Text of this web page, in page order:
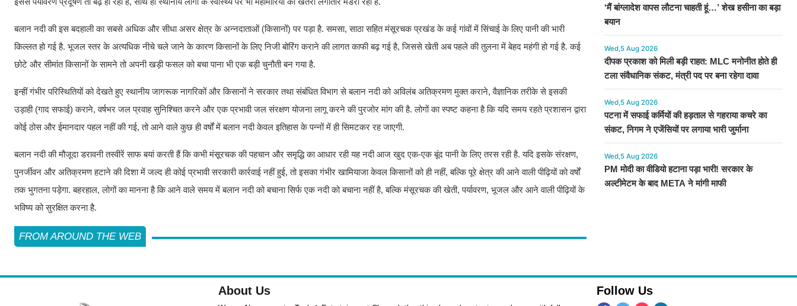
गर्मी के दिनों में क्षेत्र के चापाकल पूरी तरह जवाब देने लगते हैं और कई सरकारी जलापूर्ति योजनाएं भी बुरी तरह प्रभावित हो जाती हैं. इसके कारण स्थानीय लोगों को पीने के साफ पानी के लिए भी
ग्रामीणों का सीधा आरोप है कि वर्षों से नदी के किनारों और इसके सूखे हिस्सों पर लगातार अवैध अतिक्रमण होता रहा है. भू-माफियाओं और स्थानीय लोगों द्वारा कहीं नदी के पाट पर खेती शुरू कर
दी गई, तो कहीं बड़े-बड़े स्थायी निर्माण खड़े कर दिए गए. परिणामस्वरूप, बलान नदी की प्राकृतिक चौड़ाई लगातार सिकुड़ती गई और इसके जल प्रवाह का रास्ता भी पूरी तरह बाधित हो गया.
इससे पर्यावरण प्रदूषण तो बढ़ ही रहा है, साथ ही स्थानीय लोगों के स्वास्थ्य पर भी महामारियों का खतरा लगातार मंडरा रहा है.
बलान नदी की इस बदहाली का सबसे अधिक और सीधा असर क्षेत्र के अन्नदाताओं (किसानों) पर पड़ा है. समसा, साठा सहित मंसूरचक प्रखंड के कई गांवों में सिंचाई के लिए पानी की भारी
किल्लत हो गई है. भूजल स्तर के अत्यधिक नीचे चले जाने के कारण किसानों के लिए निजी बोरिंग कराने की लागत काफी बढ़ गई है, जिससे खेती अब पहले की तुलना में बेहद महंगी हो गई है. कई
छोटे और सीमांत किसानों के सामने तो अपनी खड़ी फसल को बचा पाना भी एक बड़ी चुनौती बन गया है.
कोई ठोस और ईमानदार पहल नहीं की गई, तो आने वाले कुछ ही वर्षों में बलान नदी केवल इतिहास के पन्नों में ही सिमटकर रह जाएगी.
‘मैं बांग्लादेश वापस लौटना चाहती हूं…’ शेख हसीना का बड़ा
बयान
Wed,5 Aug 2026
दीपक प्रकाश को मिली बड़ी राहत: MLC मनोनीत होते ही
टला संवैधानिक संकट, मंत्री पद पर बना रहेगा दावा
Wed,5 Aug 2026
पटना में सफाई कर्मियों की हड़ताल से गहराया कचरे का
संकट, निगम ने एजेंसियों पर लगाया भारी जुर्माना
Wed,5 Aug 2026
PM मोदी का वीडियो हटाना पड़ा भारी! सरकार के
अल्टीमेटम के बाद META ने मांगी माफी